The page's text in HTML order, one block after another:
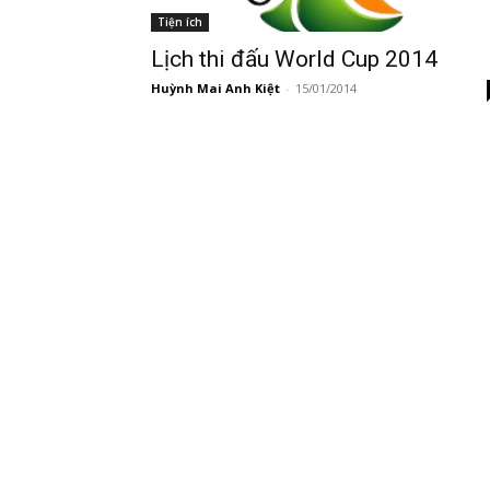
Tiện ích
Lịch thi đấu World Cup 2014
Huỳnh Mai Anh Kiệt - 15/01/2014